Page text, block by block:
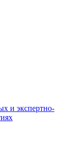
и экспертно-